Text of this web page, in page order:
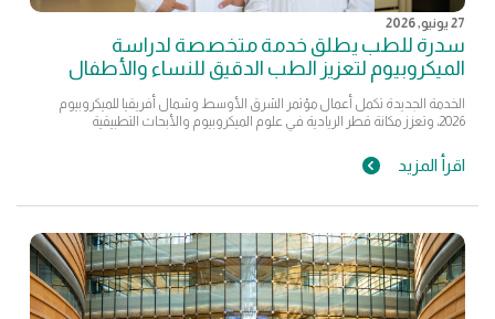
27 يونيو, 2026
سدرة للطب يطلق خدمة متخصصة لدراسة
الميكروبيوم لتعزيز الطب الدقيق للنساء والأطفال
الخدمة الجديدة تكمل أعمال مؤتمر الشرق الأوسط وشمال أفريقيا للميكروبيوم
2026، وتعزز مكانة قطر الريادية في علوم الميكروبيوم والأبحاث التطبيقية
اقرأ المزيد